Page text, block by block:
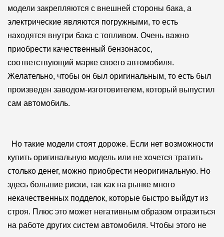
модели закрепляются с внешней стороны бака, а
электрические являются погружными, то есть
находятся внутри бака с топливом. Очень важно
приобрести качественный бензонасос,
соответствующий марке своего автомобиля.
Желательно, чтобы он был оригинальным, то есть был
произведен заводом-изготовителем, который выпустил
сам автомобиль.
Но такие модели стоят дороже. Если нет возможности
купить оригинальную модель или не хочется тратить
столько денег, можно приобрести неоригинальную. Но
здесь большие риски, так как на рынке много
некачественных подделок, которые быстро выйдут из
строя. Плюс это может негативным образом отразиться
на работе других систем автомобиля. Чтобы этого не